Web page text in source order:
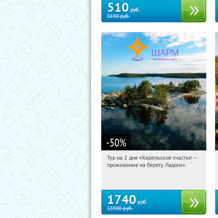
510 руб.
5190руб.
-50%
05:47:28 Купили:39
Тур на 2 дня «Карельское счастье —
проживание на берегу Ладоги»
1740 руб.
13900руб.